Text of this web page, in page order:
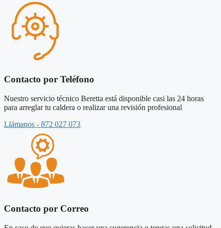
Contacto por Teléfono
Nuestro servicio técnico Beretta está disponible casi las 24 horas
para arreglar tu caldera o realizar una revisión profesional
Llámanos - 872 027 073
Contacto por Correo